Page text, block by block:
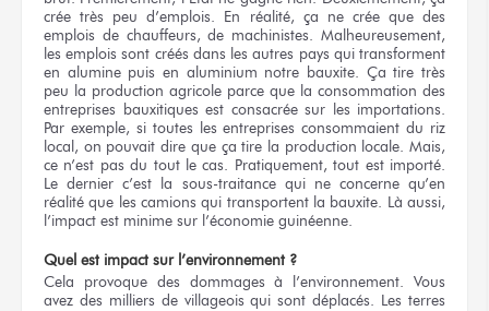
crée très peu d’emplois. En réalité, ça ne crée que des
emplois de chauffeurs, de machinistes. Malheureusement,
les emplois sont créés dans les autres pays qui transforment
en alumine puis en aluminium notre bauxite. Ça tire très
peu la production agricole parce que la consommation des
entreprises bauxitiques est consacrée sur les importations.
Par exemple, si toutes les entreprises consommaient du riz
local, on pouvait dire que ça tire la production locale. Mais,
ce n’est pas du tout le cas. Pratiquement, tout est importé.
Le dernier c’est la sous-traitance qui ne concerne qu’en
réalité que les camions qui transportent la bauxite. Là aussi,
l’impact est minime sur l’économie guinéenne.
Quel est impact sur l’environnement ?
Cela provoque des dommages à l’environnement. Vous
avez des milliers de villageois qui sont déplacés. Les terres